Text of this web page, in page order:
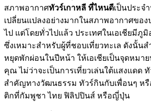
สภาพอากาศทัวร์เกาหลี ที่ไหนดีเป็นประจ
เปลี่ยนแปลงอย่างมากในสภาพอากาศขอ
ไป แต่โดยทั่วไปแล้ว ประเทศในเอเชียมีภู
ซึ่งเหมาะสำหรับผู้ที่ชอบเที่ยวทะเล ดังนั้น
หยุดพักผ่อนในปีหน้า ให้เอเชียเป็นจุดหมา
คุณ ไม่ว่าจะเป็นการเที่ยวเล่นใต้แสงแดด
สำคัญทางวัฒนธรรม ทัวร์กินกับเพื่อนๆ ห
ติกที่กัมพูชา ไทย ฟิลิปปินส์ หรือญี่ปุ่น